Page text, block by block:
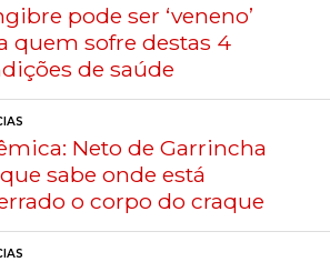
pode ser ‘veneno’
quem sofre destas 4
de saúde
Neto de Garrincha
sabe onde está
o corpo do craque